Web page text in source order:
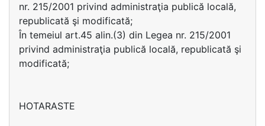
nr. 215/2001 privind administraţia publică locală,
republicată şi modificată;
În temeiul art.45 alin.(3) din Legea nr. 215/2001
privind administraţia publică locală, republicată şi
modificată;
HOTARASTE